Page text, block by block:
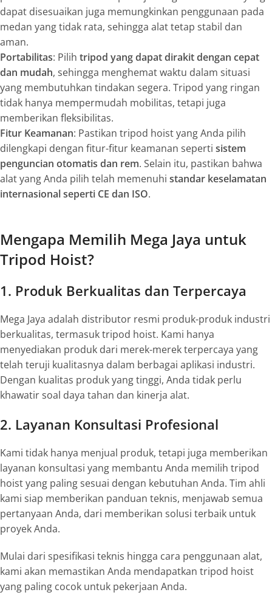
dapat disesuaikan juga memungkinkan penggunaan pada
medan yang tidak rata, sehingga alat tetap stabil dan
aman.
Portabilitas: Pilih tripod yang dapat dirakit dengan cepat
dan mudah, sehingga menghemat waktu dalam situasi
yang membutuhkan tindakan segera. Tripod yang ringan
tidak hanya mempermudah mobilitas, tetapi juga
memberikan fleksibilitas.
Fitur Keamanan: Pastikan tripod hoist yang Anda pilih
dilengkapi dengan fitur-fitur keamanan seperti sistem
penguncian otomatis dan rem. Selain itu, pastikan bahwa
alat yang Anda pilih telah memenuhi standar keselamatan
internasional seperti CE dan ISO.
Mengapa Memilih Mega Jaya untuk
Tripod Hoist?
1. Produk Berkualitas dan Terpercaya
Mega Jaya adalah distributor resmi produk-produk industri
berkualitas, termasuk tripod hoist. Kami hanya
menyediakan produk dari merek-merek terpercaya yang
telah teruji kualitasnya dalam berbagai aplikasi industri.
Dengan kualitas produk yang tinggi, Anda tidak perlu
khawatir soal daya tahan dan kinerja alat.
2. Layanan Konsultasi Profesional
Kami tidak hanya menjual produk, tetapi juga memberikan
layanan konsultasi yang membantu Anda memilih tripod
hoist yang paling sesuai dengan kebutuhan Anda. Tim ahli
kami siap memberikan panduan teknis, menjawab semua
pertanyaan Anda, dari memberikan solusi terbaik untuk
proyek Anda.
Mulai dari spesifikasi teknis hingga cara penggunaan alat,
kami akan memastikan Anda mendapatkan tripod hoist
yang paling cocok untuk pekerjaan Anda.